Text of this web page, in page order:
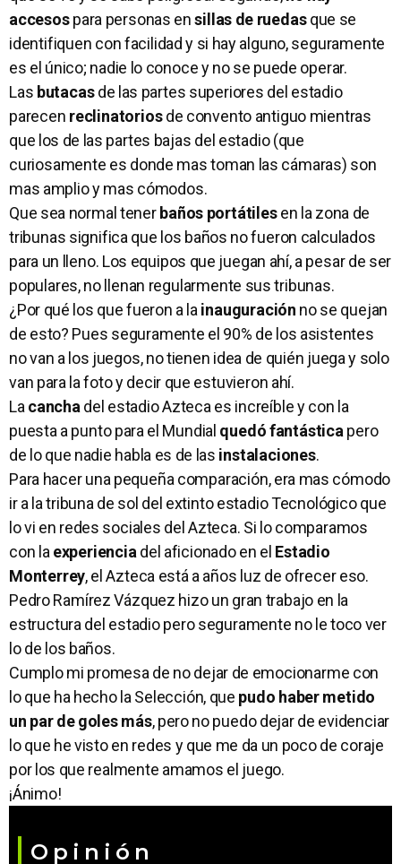
accesospara personas ensillas de ruedasque se
identifiquen con facilidad y si hay alguno, seguramente
es el único; nadie lo conoce y no se puede operar.
Las butacasde las partes superiores del estadio
parecen reclinatoriosde convento antiguo mientras
que los de las partes bajas del estadio (que
curiosamente es donde mas toman las cámaras) son
mas amplio y mas cómodos.
Que sea normal tener baños portátilesen la zona de
tribunas significa que los baños no fueron calculados
para un lleno. Los equipos que juegan ahí, a pesar de ser
populares, no llenan regularmente sus tribunas.
¿Por qué los que fueron a lainauguración no se quejan
de esto? Pues seguramente el 90% de los asistentes
no van a los juegos, no tienen idea de quién juega y solo
van para la foto y decir que estuvieron ahí.
Lacanchadel estadio Azteca es increíble y con la
puesta a punto para el Mundial quedó fantásticapero
de lo que nadie habla es de las instalaciones.
Para hacer una pequeña comparación, era mas cómodo
ir a la tribuna de sol del extinto estadio Tecnológico que
lo vi en redes sociales del Azteca. Si lo comparamos
con laexperienciadel aficionado en el Estadio
Monterrey, el Azteca está a años luz de ofrecer eso.
Pedro Ramírez Vázquez hizo un gran trabajo en la
estructura del estadio pero seguramente no le toco ver
lo de los baños.
Cumplo mi promesa de no dejar de emocionarme con
lo que ha hecho la Selección, que pudo haber metido
un par de goles más, pero no puedo dejar de evidenciar
lo que he visto en redes y que me da un poco de coraje
por los que realmente amamos el juego.
¡Ánimo!
Opinión